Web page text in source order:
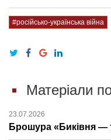
#російсько-українська війна
Матеріали
23.07.2026
Брошура «Биківня —